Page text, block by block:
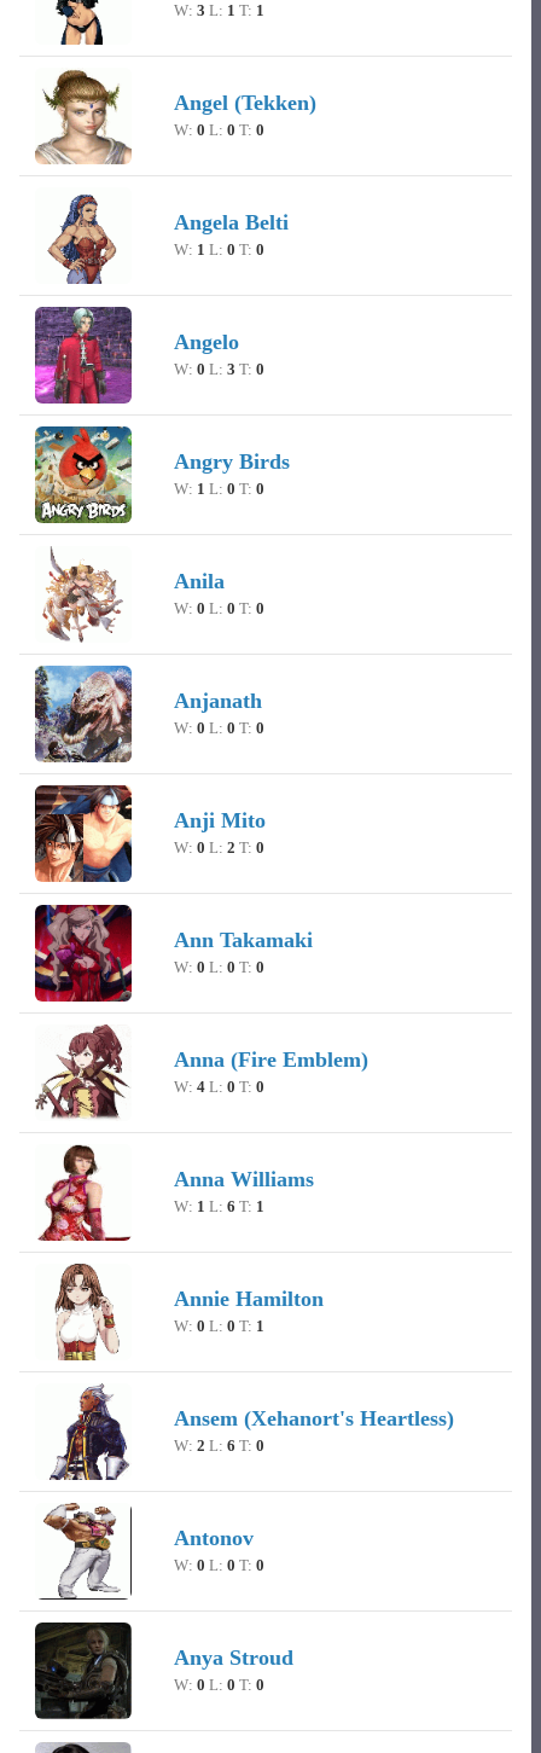
W: 3 L: 1 T: 1
Angel (Tekken)
W: 0 L: 0 T: 0
Angela Belti
W: 1 L: 0 T: 0
Angelo
W: 0 L: 3 T: 0
Angry Birds
W: 1 L: 0 T: 0
Anila
W: 0 L: 0 T: 0
Anjanath
W: 0 L: 0 T: 0
Anji Mito
W: 0 L: 2 T: 0
Ann Takamaki
W: 0 L: 0 T: 0
Anna (Fire Emblem)
W: 4L: 0 T: 0
Anna Williams
W: 1 L: 6 T: 1
Annie Hamilton
W: 0 L: 0 T: 1
Ansem (Xehanort's Heartless)
W: 2 L: 6 T: 0
Antonov
W: 0 L: 0 T: 0
Anya Stroud
W: 0 L: 0 T: 0